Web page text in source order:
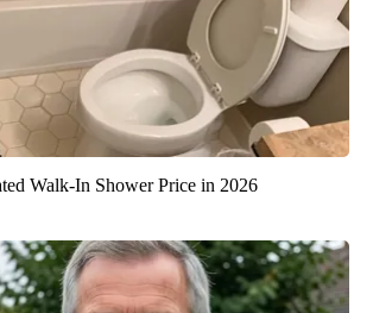
Walk-In Shower Price in 2026